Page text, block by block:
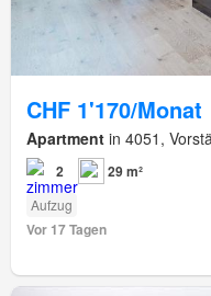
CHF 1'170/Monat
Apartment in 4051,
2 29 m²
Aufzug
Vor 17 Tagen